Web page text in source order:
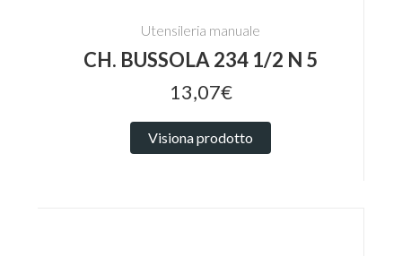
Utensileria manuale
CH. BUSSOLA 234 1/2 N 5
13,07€
Visiona prodotto